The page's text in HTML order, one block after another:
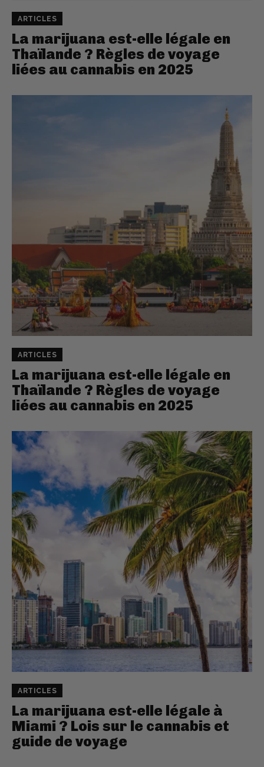
ARTICLES
La marijuana est-elle légale en
Thaïlande ? Règles de voyage
liées au cannabis en 2025
ARTICLES
La marijuana est-elle légale en
Thaïlande ? Règles de voyage
liées au cannabis en 2025
ARTICLES
La marijuana est-elle légale à
Miami ? Lois sur le cannabis et
guide de voyage